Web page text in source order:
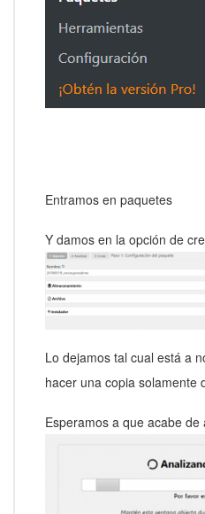
Entramos en paquetes
Y damos en la opción de
Lo dejamos tal cual está a
hacer una copia solamente
Esperamos a que acabe de